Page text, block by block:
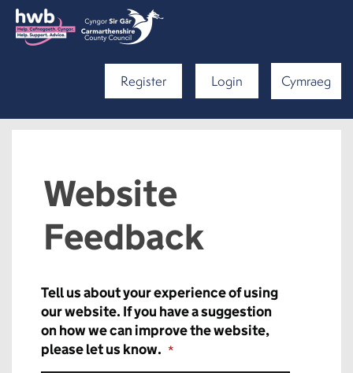
Register Login Cymraeg